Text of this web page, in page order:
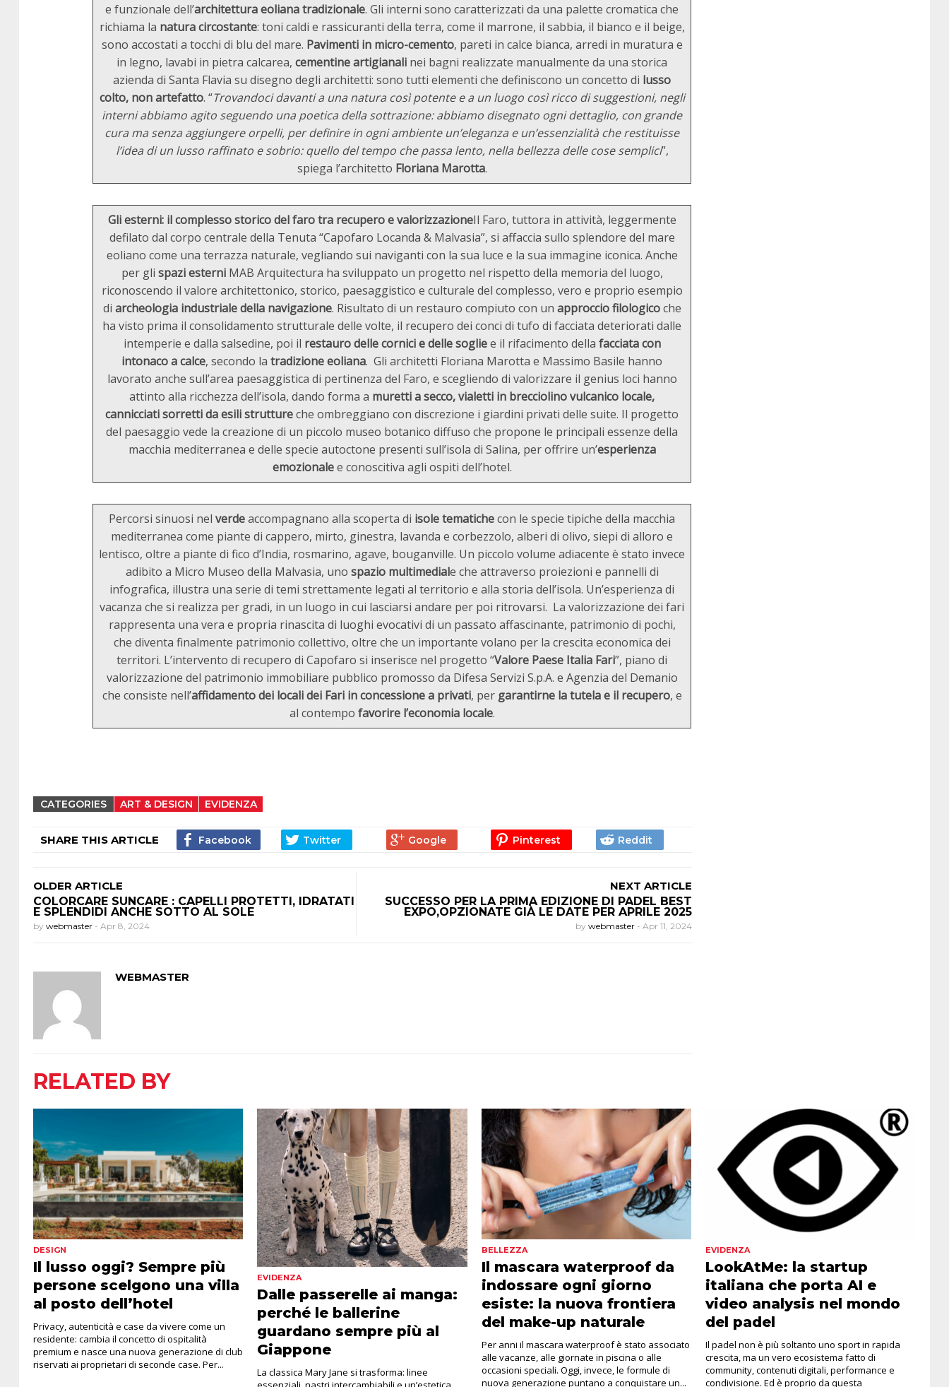
e funzionale dell’architettura eoliana tradizionale. Gli interni sono caratterizzati da una palette cromatica che
richiama la natura circostante: toni caldi e rassicuranti della terra, come il marrone, il sabbia, il bianco e il beige,
sono accostati a tocchi di blu del mare. Pavimenti in micro-cemento, pareti in calce bianca, arredi in muratura e
in legno, lavabi in pietra calcarea, cementine artigianali nei bagni realizzate manualmente da una storica
azienda di Santa Flavia su disegno degli architetti: sono tutti elementi che definiscono un concetto di lusso
colto, non artefatto. “Trovandoci davanti a una natura così potente e a un luogo così ricco di suggestioni, negli
interni abbiamo agito seguendo una poetica della sottrazione: abbiamo disegnato ogni dettaglio, con grande
cura ma senza aggiungere orpelli, per definire in ogni ambiente un’eleganza e un’essenzialità che restituisse
l’idea di un lusso raffinato e sobrio: quello deltempo che passa lento, nella bellezza delle cose semplici”,
spiega l’architetto Floriana Marotta.
Gli esterni: il complesso storico del faro tra recupero e valorizzazioneIl Faro, tuttora in attività, leggermente
defilato dal corpo centrale della Tenuta “Capofaro Locanda & Malvasia”, si affaccia sullo splendore del mare
eoliano come una terrazza naturale, vegliando sui naviganti con la sua luce e la sua immagine iconica. Anche
per gli spazi esterniMAB Arquitectura ha sviluppato un progetto nel rispetto della memoria del luogo,
riconoscendo il valore architettonico, storico, paesaggistico e culturale del complesso, vero e proprio esempio
di archeologia industriale della navigazione. Risultato di un restauro compiuto con un approccio filologicoche
ha visto prima il consolidamento strutturale delle volte, il recupero dei conci di tufo di facciata deteriorati dalle
intemperie e dalla salsedine, poi il restauro delle cornici e delle sogliee il rifacimento della facciata con
intonaco a calce, secondo la tradizione eoliana. Gli architetti Floriana Marotta e Massimo Basile hanno
lavorato anche sull’area paesaggistica di pertinenza del Faro, e scegliendo di valorizzare il genius loci hanno
attinto alla ricchezza dell’isola, dando forma a muretti a secco, vialetti in brecciolino vulcanico locale,
cannicciatisorretti da esili struttureche ombreggiano con discrezione i giardini privati delle suite. Il progetto
del paesaggio vede la creazione di un piccolo museo botanico diffuso che propone le principali essenze della
macchia mediterranea e delle specie autoctone presenti sull’isola di Salina, per offrire un’esperienza
emozionalee conoscitiva agli ospiti dell’hotel.
Percorsi sinuosi nel verdeaccompagnano alla scoperta di isole tematichecon le specie tipiche della macchia
mediterranea come piante di cappero, mirto, ginestra, lavanda e corbezzolo, alberi di olivo, siepi di alloro e
lentisco, oltre a piante di fico d’India, rosmarino, agave, bouganville. Un piccolo volume adiacente è stato invece
adibito a Micro Museo della Malvasia, uno spazio multimediale che attraverso proiezioni e pannelli di
infografica, illustra una serie di temi strettamente legati al territorio e alla storia dell’isola. Un’esperienza di
vacanza che si realizza per gradi, in un luogo in cui lasciarsi andare per poi ritrovarsi. La valorizzazione dei fari
rappresenta una vera e propria rinascita di luoghi evocativi di un passato affascinante, patrimonio di pochi,
che diventa finalmente patrimonio collettivo, oltre che un importante volano per la crescita economica dei
territori. L’intervento di recupero di Capofaro si inserisce nel progetto “Valore Paese Italia Fari”, piano di
valorizzazione del patrimonio immobiliare pubblico promosso da Difesa Servizi S.p.A. e Agenzia del Demanio
che consiste nell’affidamento dei locali dei Fari in concessione a privati, pergarantirne la tutela e il recupero, e
al contempo favorire l’economia locale.
CATEGORIES ART & DESIGN EVIDENZA
SHARE THIS ARTICLE
OLDER ARTICLE
COLORCARE SUNCARE : CAPELLI PROTETTI, IDRATATI
E SPLENDIDI ANCHE SOTTO AL SOLE
by webmaster - Apr 8, 2024
NEXT ARTICLE
SUCCESSO PER LA PRIMA EDIZIONE DI PADEL BEST
EXPO,OPZIONATE GIÀ LE DATE PER APRILE 2025
by webmaster - Apr 11, 2024
WEBMASTER
RELATED BY
DESIGN
Il lusso oggi? Sempre più
persone scelgono una villa
al posto dell’hotel
Privacy, autenticità e case da vivere come un
residente: cambia il concetto di ospitalità
premium e nasce una nuova generazione di club
riservati ai proprietari di seconde case. Per...
EVIDENZA
Dalle passerelle ai manga:
perché le ballerine
guardano sempre più al
Giappone
La classica Mary Jane si trasforma: linee
BELLEZZA
Il mascara waterproof da
indossare ogni giorno
esiste: la nuova frontiera
del make-up naturale
Per anni il mascara waterproof è stato associato
alle vacanze, alle giornate in piscina o alle
occasioni speciali. Oggi, invece, le formule di
nuova generazione puntano a conquistare un...
EVIDENZA
LookAtMe: la startup
italiana che porta AI e
video analysis nel mondo
del padel
Il padel non è più soltanto uno sport in rapida
crescita, ma un vero ecosistema fatto di
community, contenuti digitali, performance e
condivisione. Ed è proprio da questa